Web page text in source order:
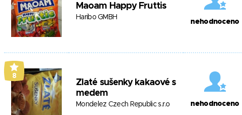
Maoam Happy Fruttis
Haribo GMBH
nehodnoceno
8
Zlaté sušenky kakaové s
medem
Mondelez Czech Republic s.r.o nehodnoceno